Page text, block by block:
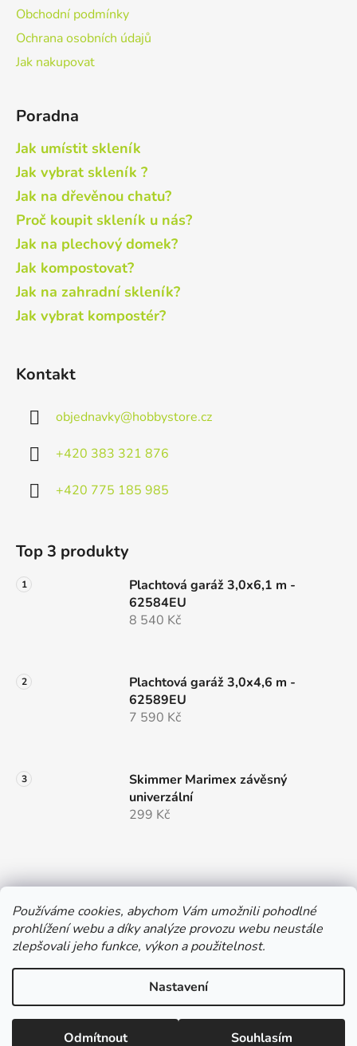
Používáme cookies, abychom Vám umožnili pohodlné
prohlížení webu a díky analýze provozu webu neustále
zlepšovali jeho funkce, výkon a použitelnost.
Nastavení
Odmítnout Souhlasím
Obchodní podmínky
Ochrana osobních údajů
Jak nakupovat
Poradna
Jak umístit skleník
Jak vybrat skleník ?
Jak na dřevěnou chatu?
Proč koupit skleník u nás?
Jak na plechový domek?
Jak kompostovat?
Jak na zahradní skleník?
Jak vybrat kompostér?
Kontakt
objednavky@hobbystore.cz
+420 383 321 876
+420 775 185 985
Top 3 produkty
Plachtová garáž 3,0x6,1 m -
62584EU
8 540 Kč
Plachtová garáž 3,0x4,6 m -
62589EU
7 590 Kč
Skimmer Marimex závěsný
univerzální
299 Kč
e-shop provozuje
Vytvořil Shoptet
Copyright 2026
. Všechna práva